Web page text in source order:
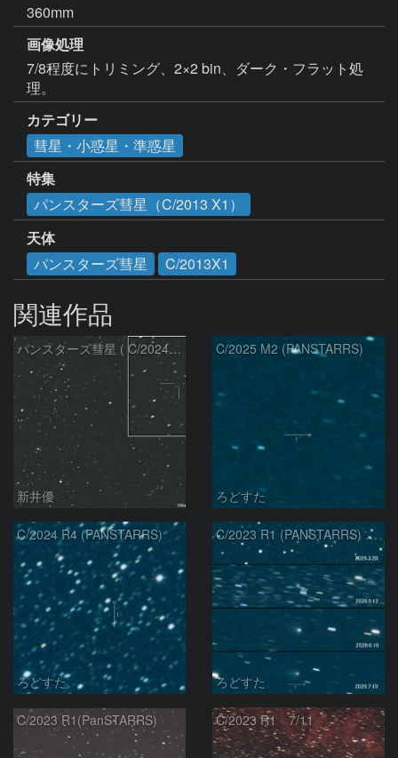
360mm
画像処理
7/8程度にトリミング、2×2 bin、ダーク・フラット処
理。
カテゴリー
彗星・小惑星・準惑星
特集
パンスターズ彗星（C/2013 X1）
天体
パンスターズ彗星
C/2013X1
関連作品
パンスターズ彗星 ( C/2024R4 )：2026/07/27
新井優
C/2025 M2 (PANSTARRS)
ろどすた
C/2024 R4 (PANSTARRS)
ろどすた
C/2023 R1 (PANSTARRS) の変化
ろどすた
C/2023 R1(PanSTARRS) C/2023 R1 7/11